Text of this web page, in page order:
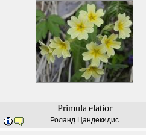
Primula elatior
Роланд Цандекидис